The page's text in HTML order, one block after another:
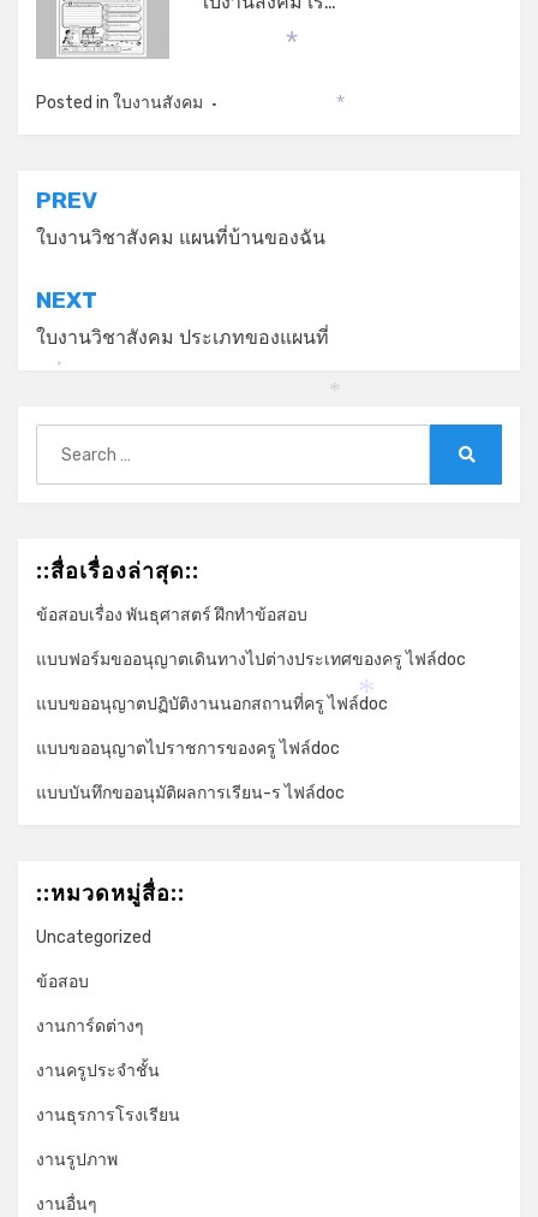
Posted in ใบงานสังคม
แนะแนว
เรื่อง
PREV
ใบงานวิชาสังคม แผนที่บ้านของฉัน
NEXT
ใบงานวิชาสังคม ประเภทของแผนที่
for:
::สื่อเรื่องล่าสุด::
ข้อสอบเรื่อง พันธุศาสตร์ ฝึกทำข้อสอบ
แบบฟอร์มขออนุญาตเดินทางไปต่างประเทศของครู ไฟล์doc
แบบขออนุญาตปฏิบัติงานนอกสถานที่ครู ไฟล์doc
แบบขออนุญาตไปราชการของครู ไฟล์doc
แบบบันทึกขออนุมัติผลการเรียน-ร ไฟล์doc
::หมวดหมู่สื่อ::
Uncategorized
ข้อสอบ
งานการ์ดต่างๆ
งานครูประจำชั้น
งานธุรการโรงเรียน
งานรูปภาพ
งานอื่นๆ
*
*
*